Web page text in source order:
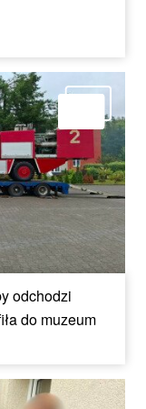
odchodzi
do muzeum